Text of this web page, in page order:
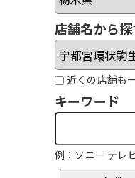
店舗名から探
近くの店舗も
キーワード
例：ソニー テレ